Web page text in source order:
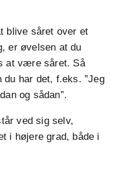
blive såret over et
er øvelsen at du
at være såret. Så
har det, f.eks. ”Jeg
og sådan”.
ved sig selv,
i højere grad, både i